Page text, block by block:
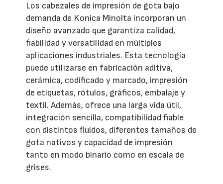
Los cabezales de impresión de gota bajo
demanda de Konica Minolta incorporan un
diseño avanzado que garantiza calidad,
fiabilidad y versatilidad en múltiples
aplicaciones industriales. Esta tecnología
puede utilizarse en fabricación aditiva,
cerámica, codificado y marcado, impresión
de etiquetas, rótulos, gráficos, embalaje y
textil. Además, ofrece una larga vida útil,
integración sencilla, compatibilidad fiable
con distintos fluidos, diferentes tamaños de
gota nativos y capacidad de impresión
tanto en modo binario como en escala de
grises.